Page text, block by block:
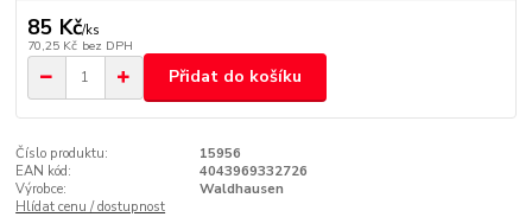
85 Kč/ks
70,25 Kč bez DPH
Přidat do košíku
Číslo produktu:
15956
EAN kód:
4043969332726
Výrobce:
Waldhausen
Hlídat cenu / dostupnost